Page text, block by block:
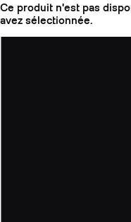
Ce produit n'est pas
avez sélectionnée.